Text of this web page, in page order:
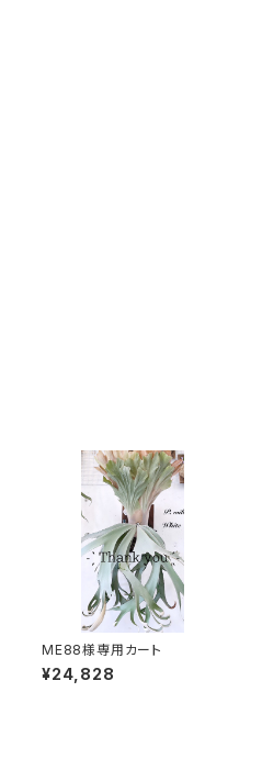
ME88様専用カート
¥24,828